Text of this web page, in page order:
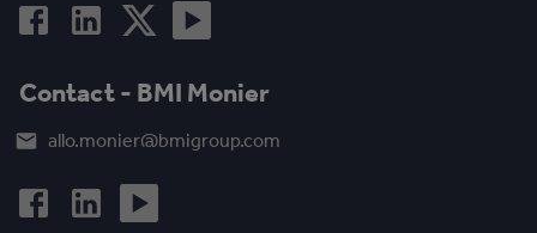
Contact - BMI Monier
allo.monier@bmigroup.com